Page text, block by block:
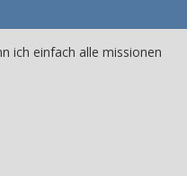
ich einfach alle missionen